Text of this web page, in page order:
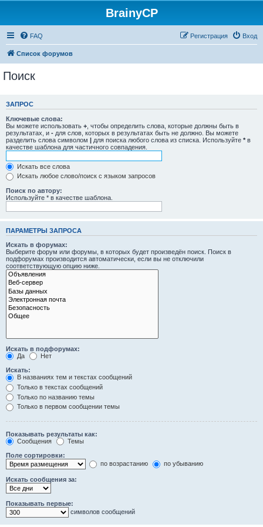
BrainyCP
FAQ Вход
Регистрация
Список форумов
Поиск
ЗАПРОС
Ключевые слова:
Вы можете использовать + , чтобы определить слова, которые должны быть в
результатах, и - для слов, которых в результатах быть не должно. Вы можете
разделить слова символом | для поиска любого слова из списка. Используйте * в
качестве шаблона для частичного совпадения.
Искать все слова
Искать любое слово/поиск с языком запросов
Поиск по автору:
Используйте * в качестве шаблона.
ПАРАМЕТРЫ ЗАПРОСА
Искать в форумах:
Выберите форум или форумы, в которых будет произведён поиск. Поиск в
подфорумах производится автоматически, если вы не отключили
соответствующую опцию ниже.
Искать в подфорумах:
Да
Нет
Искать:
В названиях тем и текстах сообщений
Только в текстах сообщений
Только по названию темы
Только в первом сообщении темы
Показывать результаты как:
Сообщения
Темы
Поле сортировки:
по возрастанию
по убыванию
Искать сообщения за:
Показывать первые:
символов сообщений